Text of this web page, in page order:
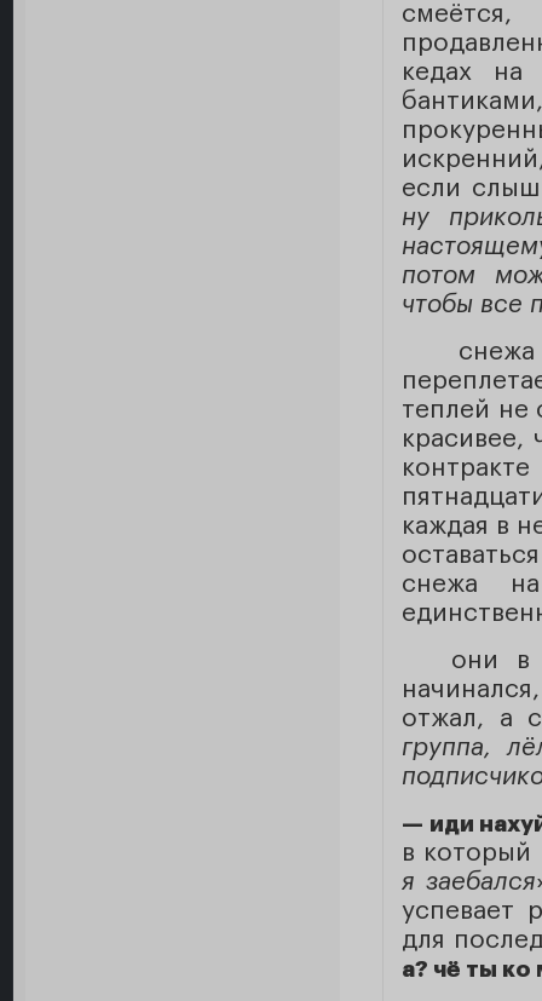
смеётся,
кедах на
если
ну
потом
чтобы все
снежа
теплей не
красивее,
каждая в
снежа
они в
отжал, а
группа,
— иди
в который
я заебался
успевает
для
а? чё ты ко